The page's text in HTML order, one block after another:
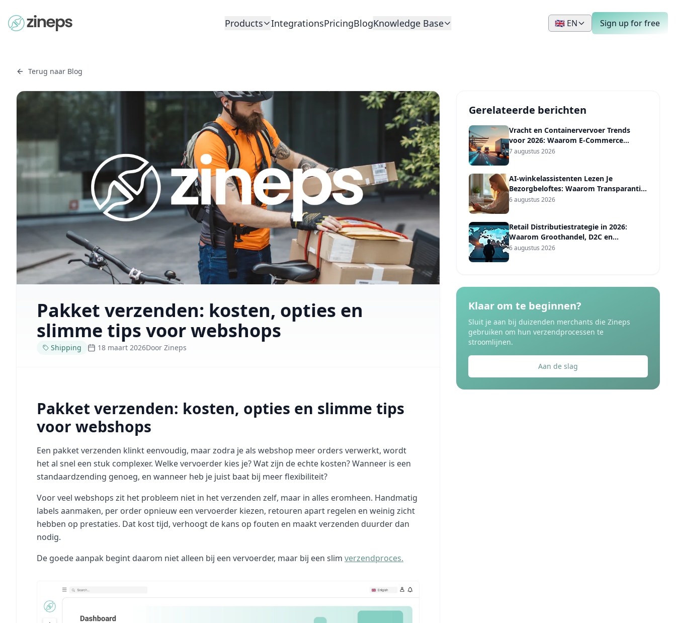
Products IntegrationsPricingBlogKnowledge Base 🇬🇧 EN Sign up for free
Terug naar Blog
Pakket verzenden: kosten, opties en
slimme tips voor webshops
Shipping 18 maart 2026Door Zineps
Pakket verzenden: kosten, opties en slimme tips
voor webshops
Een pakket verzenden klinkt eenvoudig, maar zodra je als webshop meer orders verwerkt, wordt
het al snel een stuk complexer. Welke vervoerder kies je? Wat zijn de echte kosten? Wanneer is een
standaardzending genoeg, en wanneer heb je juist baat bij meer flexibiliteit?
Voor veel webshops zit het probleem niet in het verzenden zelf, maar in alles eromheen. Handmatig
labels aanmaken, per order opnieuw een vervoerder kiezen, retouren apart regelen en weinig zicht
hebben op prestaties. Dat kost tijd, verhoogt de kans op fouten en maakt verzenden duurder dan
nodig.
De goede aanpak begint daarom niet alleen bij een vervoerder, maar bij een slim verzendproces.
Gerelateerde berichten
Vracht en Containervervoer Trends
voor 2026: Waarom E-Commerce
Verzenders een
Vervoerdersdiversificatieplan Nodig
7 augustus 2026
AI-winkelassistenten Lezen Je
Bezorgbeloftes: Waarom Transparantie
het Nieuwe Vertrouwenssignaal Is in
2026
6 augustus 2026
Retail Distributiestrategie in 2026:
Waarom Groothandel, D2C en
Marktplaatsen Vier Verschillende
Verzendregels Nodig Hebben
6 augustus 2026
Klaar om te beginnen?
Sluit je aan bij duizenden merchants die Zineps
gebruiken om hun verzendprocessen te
stroomlijnen.
Aan de slag